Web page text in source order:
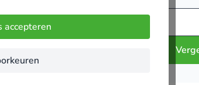
accepteren